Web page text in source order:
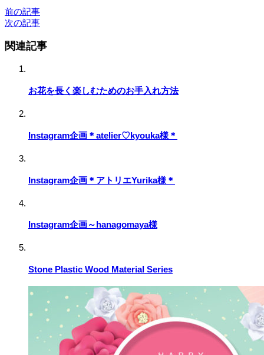
前の記事
次の記事
関連記事
お花を長く楽しむためのお手入れ方法
Instagram企画＊atelier♡kyouka様＊
Instagram企画＊アトリエYurika様＊
Instagram企画～hanagomaya様
Stone Plastic Wood Material Series